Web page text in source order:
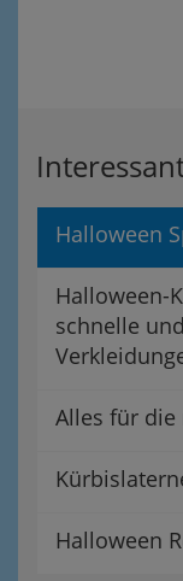
Halloween
Halloween-
schnelle
Alles für
Halloween